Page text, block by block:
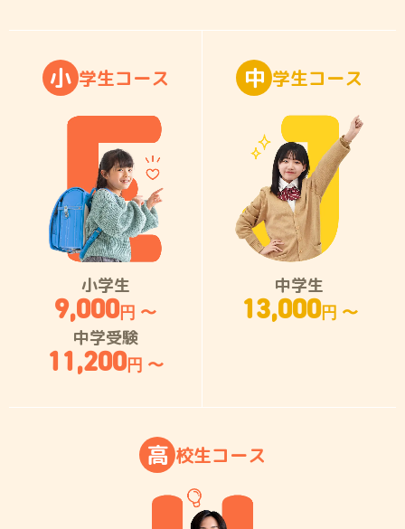
小 学生コース
小学生
9,000円 〜
中学受験
11,200円 〜
中 学生コース
中学生
13,000円 〜
高 校生コース